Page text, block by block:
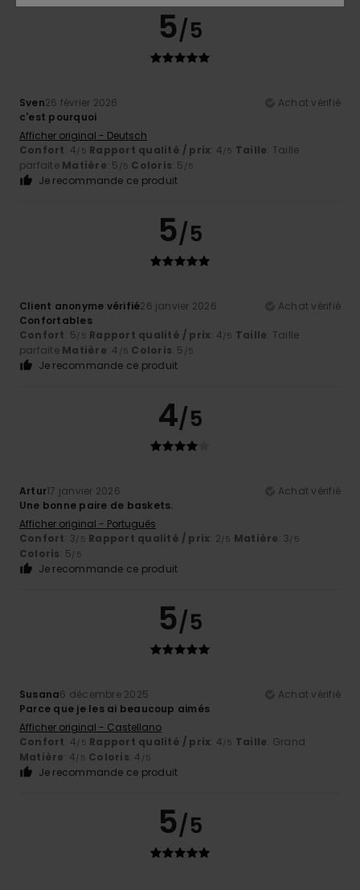
5/5
Sven26 février 2026
Achat vérifié
c'est pourquoi
Afficher original - Deutsch
Confort: 4/5 Rapport qualité / prix: 4/5 Taille: Taille
parfaite Matière: 5 /5 Coloris: 5 /5
Je recommande ce produit
5/5
Client anonyme vérifié26 janvier 2026
Achat vérifié
Confortables
Confort: 5/5 Rapport qualité / prix: 4/5 Taille: Taille
parfaite Matière: 4 /5 Coloris: 5 /5
Je recommande ce produit
4/5
Artur17 janvier 2026
Achat vérifié
Une bonne paire de baskets.
Afficher original - Português
Confort: 3/5 Rapport qualité / prix: 2/5 Matière: 3/5
Coloris: 5/5
Je recommande ce produit
5/5
Susana6 décembre 2025
Achat vérifié
Parce que je les ai beaucoup aimés
Afficher original - Castellano
Confort: 4/5 Rapport qualité / prix: 4/5 Taille: Grand
Matière: 4/5 Coloris: 4 /5
Je recommande ce produit
5/5